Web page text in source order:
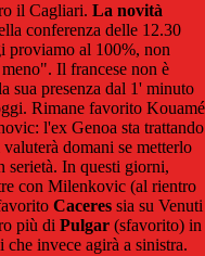
il Cagliari. La novità
conferenza delle 12.30
proviamo al 100%, non
Il francese non è
sua presenza dal 1' minuto
Rimane favorito Kouamé
l'ex Genoa sta trattando
domani se metterlo
serietà. In questi giorni,
con Milenkovic (al rientro
Caceres sia su Venuti
più di Pulgar (sfavorito) in
invece agirà a sinistra.